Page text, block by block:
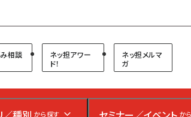
ーラム
相談
ネッ担アワー
ド！
ネッ担メルマ
ガ
から探す か
を代行する時代に打つべき「次の一手」
オイシックス、元UA責任者が登壇のリア